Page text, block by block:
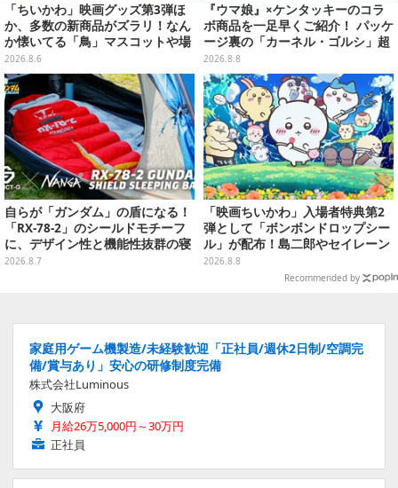
「ちいかわ」映画グッズ第3弾ほ
か、多数の新商品がズラリ！なん
か懐いてる「鳥」マスコットや場
面写アイテムなど必見のラインナ
ップ
2026.8.6
『ウマ娘』×ケンタッキーのコラ
ボ商品を一足早くご紹介！ パッケ
ージ裏の「カーネル・ゴルシ」超
長文コラボ告知は必見、オリジナ
ル商品はガツンと来るにんにくが
美味しくて「全銀河☆ゴルゴルチ
キン化計画」の一部になる【実物
レポ】
2026.8.8
自らが「ガンダム」の盾になる！
「RX-78-2」のシールドモチーフ
に、デザイン性と機能性抜群の寝
袋がプレバンで2次予約
2026.8.7
「映画ちいかわ」入場者特典第2
弾として「ボンボンドロップシー
ル」が配布！島二郎やセイレーン
はもちろん、人魚のウロコまで…
2026.8.8
Recommended by
家庭用ゲーム機製造/未経験歓迎「正社員/週休2日制/空調完
備/賞与あり」安心の研修制度完備
株式会社Luminous
大阪府
月給26万5,000円～30万円
正社員